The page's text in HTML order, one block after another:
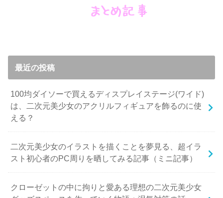
最近の投稿
100均ダイソーで買えるディスプレイステージ(ワイド)
は、二次元美少女のアクリルフィギュアを飾るのに使
える？
二次元美少女のイラストを描くことを夢見る、超イラ
スト初心者のPC周りを晒してみる記事（ミニ記事）
クローゼットの中に拘りと愛ある理想の二次元美少女